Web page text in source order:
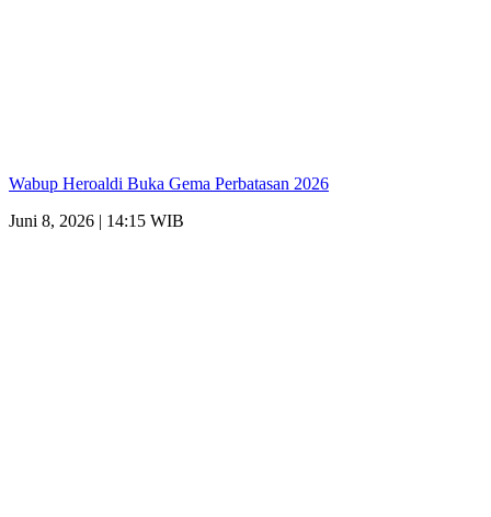
Wabup Heroaldi Buka Gema Perbatasan 2026
Juni 8, 2026 | 14:15 WIB